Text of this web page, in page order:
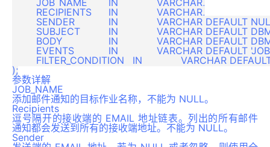
参数详解
JOB_NAME
添加邮件通知的目标作业名称，不能为 NULL。
Recipients
逗号隔开的接收端的 EMAIL 地址链表。列出的所有邮件
通知都会发送到所有的接收端地址。不能为 NULL。
Sender